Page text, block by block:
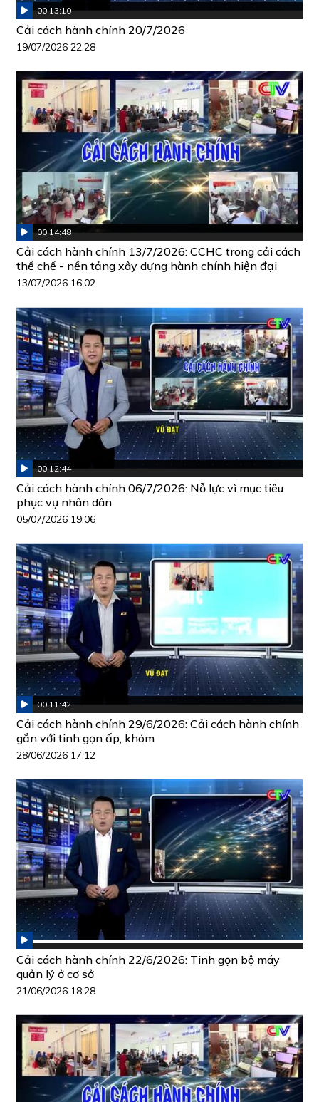
00:13:10
Cải cách hành chính 20/7/2026
19/07/2026 22:28
00:14:48
Cải cách hành chính 13/7/2026: CCHC trong cải cách
thể chế - nền tảng xây dựng hành chính hiện đại
13/07/2026 16:02
00:12:44
Cải cách hành chính 06/7/2026: Nỗ lực vì mục tiêu
phục vụ nhân dân
05/07/2026 19:06
00:11:42
Cải cách hành chính 29/6/2026: Cải cách hành chính
gắn với tinh gọn ấp, khóm
28/06/2026 17:12
Cải cách hành chính 22/6/2026: Tinh gọn bộ máy
quản lý ở cơ sở
21/06/2026 18:28